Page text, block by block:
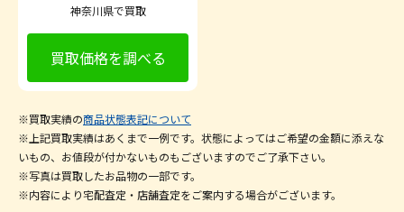
神奈川県で買取
買取価格を調べる
※買取実績の商品状態表記について
※上記買取実績はあくまで一例です。状態によってはご希望の金額に添えな
いもの、お値段が付かないものもございますのでご了承下さい。
※写真は買取したお品物の一部です。
※内容により宅配査定・店舗査定をご案内する場合がございます。